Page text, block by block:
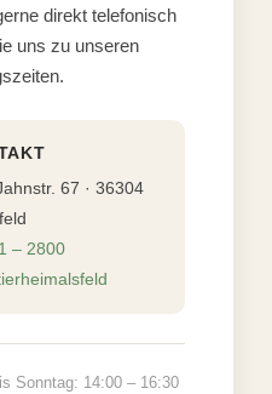
direkt telefonisch
uns zu unseren
67 · 36304
– 2800
Sonntag: 14:00 – 16:30